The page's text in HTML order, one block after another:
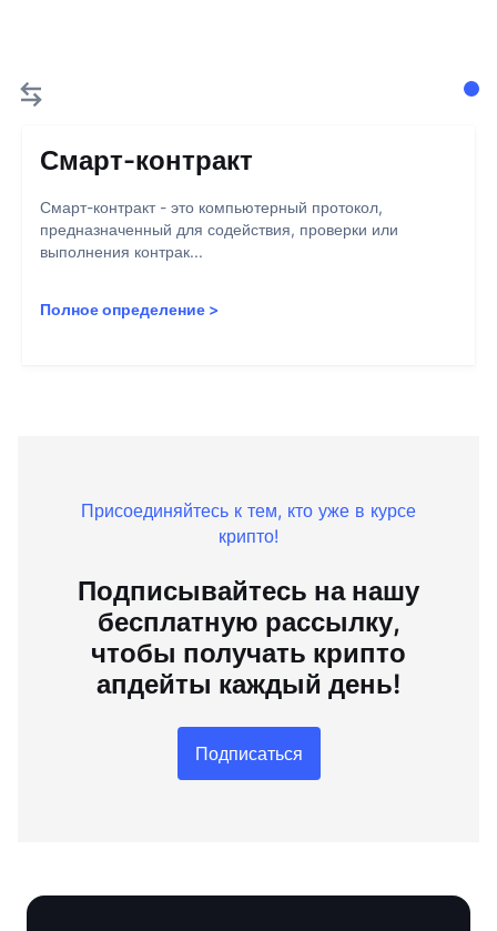
Смарт-контракт
Смарт-контракт - это компьютерный протокол,
предназначенный для содействия, проверки или
выполнения контрак...
Полное определение >
Присоединяйтесь к тем, кто уже в курсе
крипто!
Подписывайтесь на нашу
бесплатную рассылку,
чтобы получать крипто
апдейты каждый день!
Подписаться